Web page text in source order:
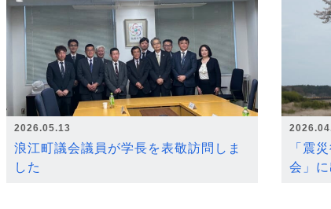
2026.05.13
浪江町議会議員が学長を表敬訪問しま
した
「震
会」